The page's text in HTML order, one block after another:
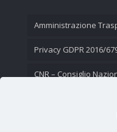
Amministrazione
Privacy GDPR 2016/
CNR – Consiglio